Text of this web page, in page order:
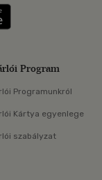
meg: Google
Program
Programunkról
Kártya egyenlege
szabályzat